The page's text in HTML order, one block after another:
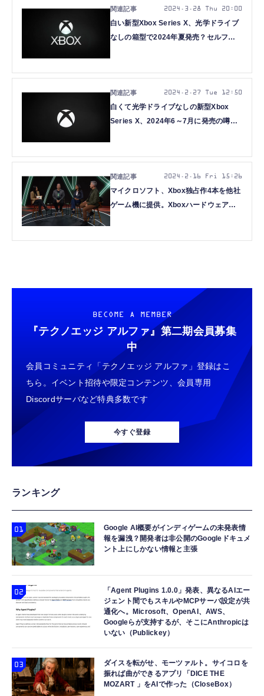
白い新型Xbox Series X、光学ドライブ
なしの箱型で2024年夏発売？セルフ流
2024.3.28 Thu 20:00
白くて光学ドライブなしの新型Xbox
Series X、2024年6～7月に発売の噂。
2024.2.27 Tue 12:50
マイクロソフト、Xbox独占作4本を他社
ゲーム機に提供。Xboxハードウェアは
2024.2.16 Fri 15:26
BECOME A MEMBER
『テクノエッジ アルファ』 第二期会員募集
中
会員コミュニティ「テクノエッジ アルファ」登録はこ
ちら。イベント招待や限定コンテンツ、会員専用
Discordサーバなど特典多数です
今すぐ登録
ランキング
Google AI概要がインディゲームの未発表情
報を漏洩？開発者は非公開のGoogleドキュメ
ント上にしかない情報と主張
「Agent Plugins 1.0.0」発表、異なるAIエー
ジェント間でもスキルやMCPサーバ設定が共
通化へ。Microsoft、OpenAI、AWS、
Googleらが支持するが、そこにAnthropicは
いない（Publickey）
ダイスを転がせ、モーツァルト。サイコロを
振れば曲ができるアプリ「DICE THE
MOZART 」をAIで作った（CloseBox）